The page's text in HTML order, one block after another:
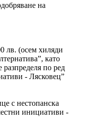
на
лв. (осем хиляди
като
по ред
- Лясковец”
с нестопанска
инициативи -